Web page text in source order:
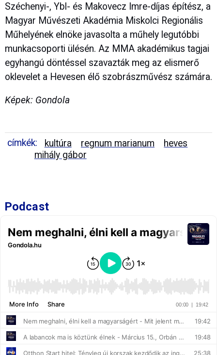
Széchenyi-, Ybl- és Makovecz Imre-díjas építész, a
Magyar Művészeti Akadémia Miskolci Regionális
Műhelyének elnöke javasolta a műhely legutóbbi
munkacsoporti ülésén. Az MMA akadémikus tagjai
egyhangú döntéssel szavazták meg az elismerő
oklevelet a Hevesen élő szobrászművész számára.
Képek: Gondola
címkék: kultúra regnum marianum
heves
mihály gábor
Podcast